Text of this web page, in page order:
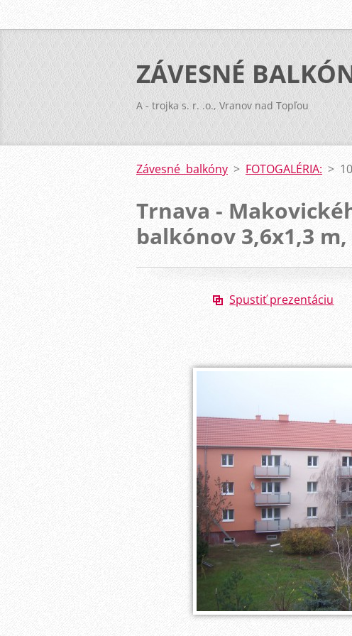
ZÁVESNÉ
A - trojka s. r. .o., Vranov nad Topľou
Závesné balkóny > FOTOGALÉRIA: >
Trnava -
balkónov 3,6x1,3
Spustiť prezentáciu